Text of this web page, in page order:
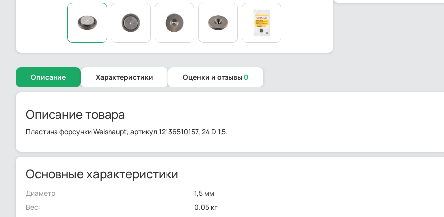
Описание Характеристики Оценки и отзывы 0
Описание товара
Пластина форсунки Weishaupt, артикул 12136510157, 24 D 1,5.
Основные характеристики
Диаметр:
1,5 мм
Вес:
0.05 кг